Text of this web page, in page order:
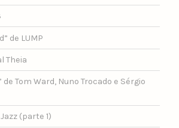
de LUMP
Theia
de Tom Ward, Nuno Trocado e Sérgio
(parte 1)